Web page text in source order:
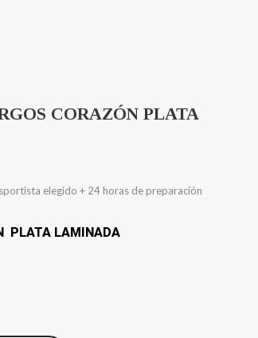
CORAZÓN PLATA
elegido + 24 horas de preparación
PLATA LAMINADA